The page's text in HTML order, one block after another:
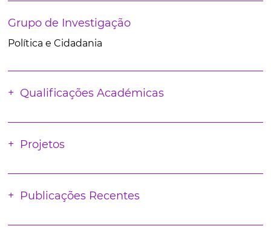
Grupo de Investigação
Política e Cidadania
Qualificações Académicas
Projetos
Publicações Recentes